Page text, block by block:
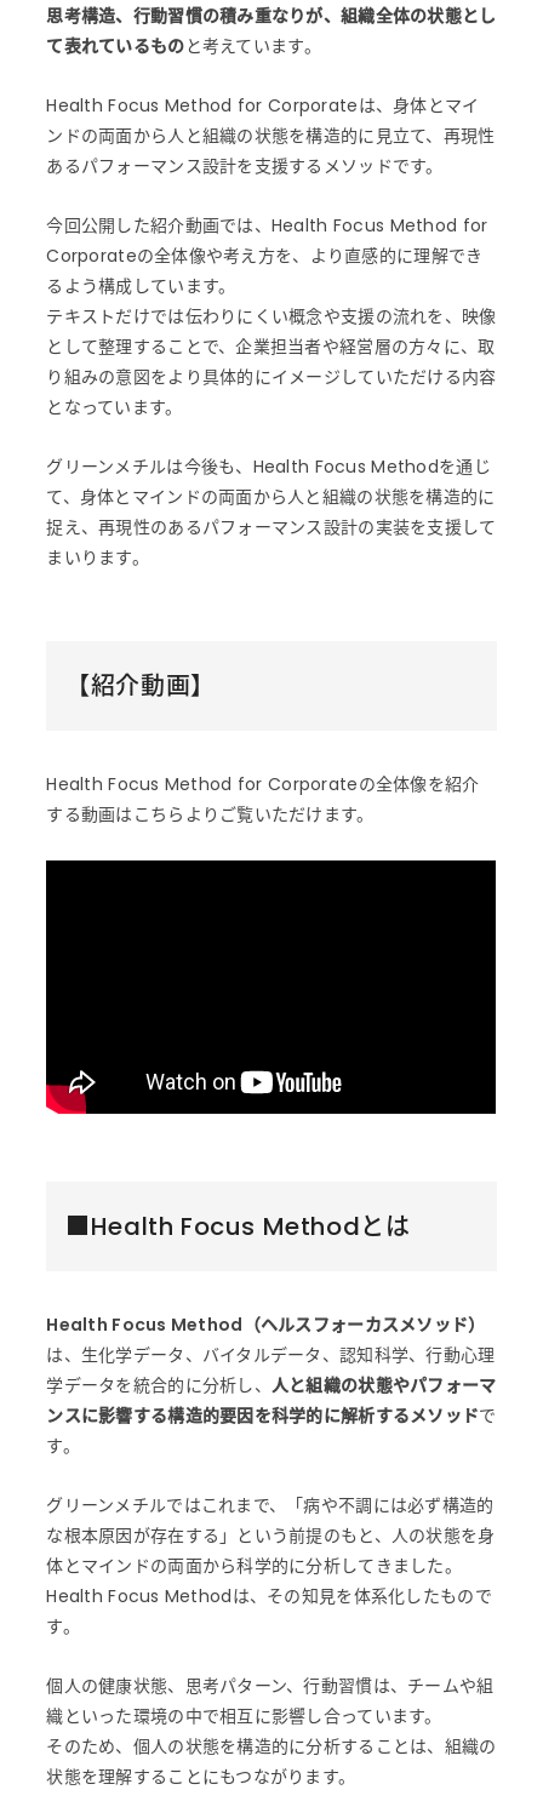
SERVICE
サービス
ニュース一覧
RECRUIT
CONTACT
お問い合わせ
思考構造、行動習慣の積み重なりが、組織全体の状態とし
て表れているもの と考えています。
Health Focus Method for Corporateは、身体とマイ
ンドの両面から人と組織の状態を構造的に見立て、再現性
あるパフォーマンス設計を支援するメソッドです。
今回公開した紹介動画では、Health Focus Method for
Corporateの全体像や考え方を、より直感的に理解でき
るよう構成しています。
テキストだけでは伝わりにくい概念や支援の流れを、映像
として整理することで、企業担当者や経営層の方々に、取
り組みの意図をより具体的にイメージしていただける内容
となっています。
グリーンメチルは今後も、Health Focus Methodを通じ
て、身体とマインドの両面から人と組織の状態を構造的に
捉え、再現性のあるパフォーマンス設計の実装を支援して
まいります。
【紹介動画】
Health Focus Method for Corporateの全体像を紹介
する動画はこちらよりご覧いただけます。
■Health Focus Methodとは
Health Focus Method（ヘルスフォーカスメソッド）
は、生化学データ、バイタルデータ、認知科学、行動心理
学データを統合的に分析し、 人と組織の状態やパフォーマ
ンスに影響する構造的要因を科学的に解析するメソッドで
す。
グリーンメチルではこれまで、「病や不調には必ず構造的
な根本原因が存在する」という前提のもと、人の状態を身
体とマインドの両面から科学的に分析してきました。
Health Focus Methodは、その知見を体系化したもので
す。
個人の健康状態、思考パターン、行動習慣は、チームや組
織といった環境の中で相互に影響し合っています。
そのため、個人の状態を構造的に分析することは、組織の
状態を理解することにもつながります。